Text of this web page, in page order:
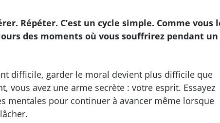
Répéter. C’est un cycle simple. Comme vous
des moments où vous souffrirez pendant un
difficile, garder le moral devient plus difficile que
vous avez une arme secrète : votre esprit. Essayez
mentales pour continuer à avancer même lorsque